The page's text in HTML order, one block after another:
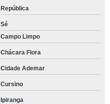
República
Sé
Campo Limpo
Chácara Flora
Cidade Ademar
Cursino
Ipiranga